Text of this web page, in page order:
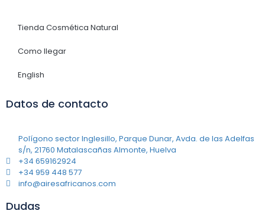
Tienda Cosmética Natural
Como llegar
English
Datos de contacto
Polígono sector Inglesillo, Parque Dunar, Avda. de las Adelfas
s/n, 21760 Matalascañas Almonte, Huelva
+34 659162924
+34 959 448 577
info@airesafricanos.com
Dudas